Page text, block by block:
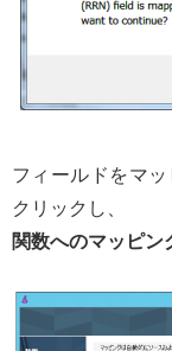
フィールドをマ
クリックし、
関数へのマッピン